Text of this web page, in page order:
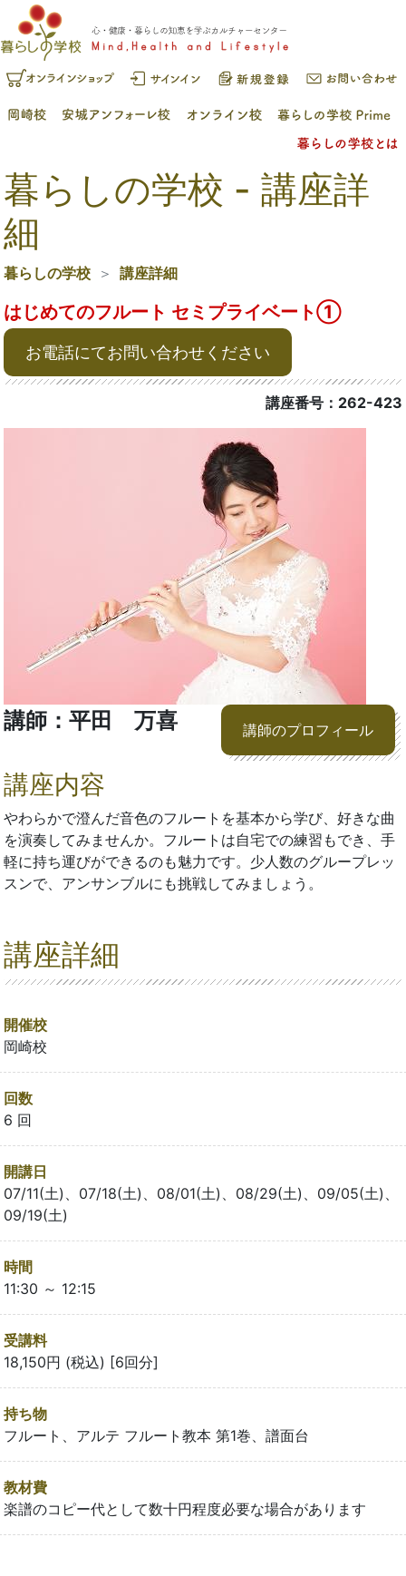
暮らしの学校 - 講座詳
細
暮らしの学校 講座詳細
はじめてのフルート セミプライベート①
お電話にてお問い合わせください
講座番号：262-423
講師：平田 万喜 講師のプロフィール
講座内容
やわらかで澄んだ音色のフルートを基本から学び、好きな曲
を演奏してみませんか。フルートは自宅での練習もでき、手
軽に持ち運びができるのも魅力です。少人数のグループレッ
スンで、アンサンブルにも挑戦してみましょう。
講座詳細
開催校
岡崎校
回数
6 回
開講日
07/11(土)、07/18(土)、08/01(土)、08/29(土)、09/05(土)、
09/19(土)
時間
11:30 ～ 12:15
受講料
18,150円 (税込) [6回分]
持ち物
フルート、アルテ フルート教本 第1巻、譜面台
教材費
楽譜のコピー代として数十円程度必要な場合があります